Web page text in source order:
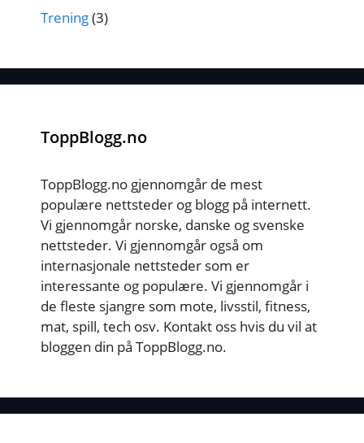
Trening(3)
ToppBlogg.no
ToppBlogg.no gjennomgår de mest
populære nettsteder og blogg på internett.
Vi gjennomgår norske, danske og svenske
nettsteder. Vi gjennomgår også om
internasjonale nettsteder som er
interessante og populære. Vi gjennomgår i
de fleste sjangre som mote, livsstil, fitness,
mat, spill, tech osv. Kontakt oss hvis du vil at
bloggen din på ToppBlogg.no.